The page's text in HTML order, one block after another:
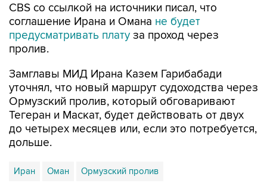
предусматривать платуза проход через
пролив.
Замглавы МИД Ирана Казем Гарибабади
Ормузский пролив, который обговаривают
Тегеран и Маскат, будет действовать от двух
до четырех месяцев или, если это потребуется,
дольше.
Иран Оман